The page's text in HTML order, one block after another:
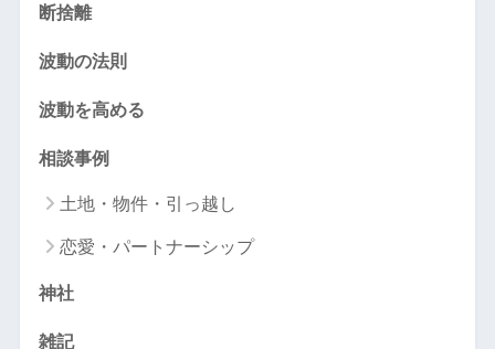
断捨離
波動の法則
波動を高める
相談事例
土地・物件・引っ越し
恋愛・パートナーシップ
神社
雑記